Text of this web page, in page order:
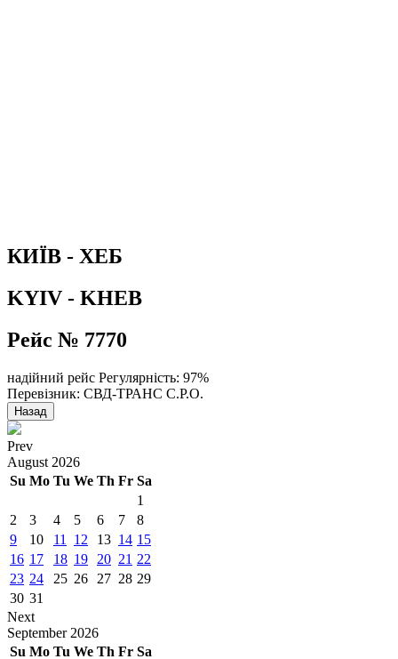
КИЇВ - ХЕБ
KYIV - KHEB
Рейс № 7770
надійний рейс Регулярність: 97%
Перевізник: СВД-ТРАНС С.Р.О.
Назад
Prev
August 2026
Su Mo Tu We Th Fr Sa
1
2
3 4 5 6 7
8
9
10 11 12 13 14 15
16 17 18 19 20 21 22
23 24 25 26 27 28 29
30 31
Next
September 2026
Su Mo Tu We Th Fr Sa